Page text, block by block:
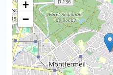
+
−